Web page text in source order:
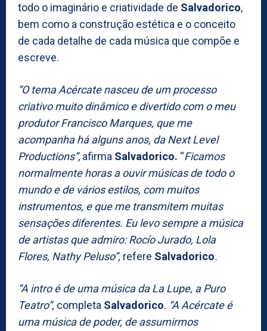
todo o imaginário e criatividade de Salvadorico,
bem como a construção estética e o conceito
de cada detalhe de cada música que compõe e
escreve.
“O tema Acércate nasceu de um processo
criativo muito dinâmico e divertido com o meu
produtor Francisco Marques, que me
acompanha há alguns anos, da Next Level
Productions”, afirma Salvadorico. “Ficamos
normalmente horas a ouvir músicas de todo o
mundo e de vários estilos, com muitos
instrumentos, e que me transmitem muitas
sensações diferentes. Eu levo sempre a música
de artistas que admiro: Rocío Jurado, Lola
Flores, Nathy Peluso”, refere Salvadorico.
“A intro é de uma música da La Lupe, a Puro
Teatro”, completa Salvadorico. “A Acércate é
uma música de poder, de assumirmos